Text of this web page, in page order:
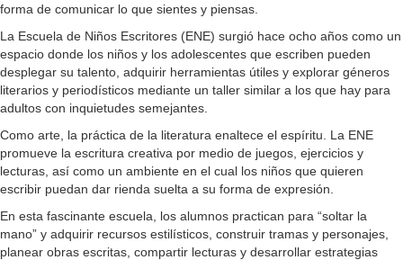
forma de comunicar lo que sientes y piensas.
La Escuela de Niños Escritores (ENE) surgió hace ocho años como un
espacio donde los niños y los adolescentes que escriben pueden
desplegar su talento, adquirir herramientas útiles y explorar géneros
literarios y periodísticos mediante un taller similar a los que hay para
adultos con inquietudes semejantes.
Como arte, la práctica de la literatura enaltece el espíritu. La ENE
promueve la escritura creativa por medio de juegos, ejercicios y
lecturas, así como un ambiente en el cual los niños que quieren
escribir puedan dar rienda suelta a su forma de expresión.
En esta fascinante escuela, los alumnos practican para “soltar la
mano” y adquirir recursos estilísticos, construir tramas y personajes,
planear obras escritas, compartir lecturas y desarrollar estrategias